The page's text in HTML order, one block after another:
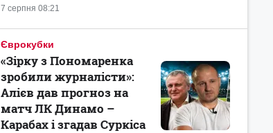
7 серпня 08:21
Єврокубки
«Зірку з Пономаренка
зробили журналісти»:
Алієв дав прогноз на
матч ЛК Динамо –
Карабах і згадав Суркіса